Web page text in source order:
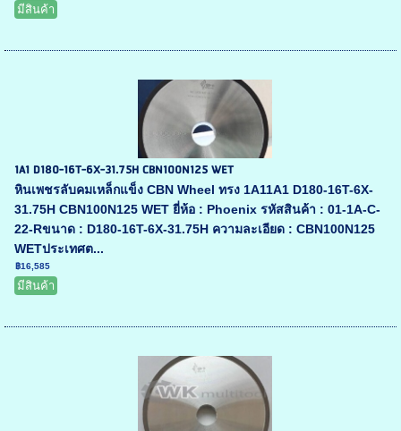
มีสินค้า
1A1 D180-16T-6X-31.75H CBN100N125 WET
หินเพชรลับคมเหล็กแข็ง CBN Wheel ทรง 1A11A1 D180-16T-6X-
31.75H CBN100N125 WET ยี่ห้อ : Phoenix รหัสสินค้า : 01-1A-C-
22-Rขนาด : D180-16T-6X-31.75H ความละเอียด : CBN100N125
WETประเทศต...
฿16,585
มีสินค้า